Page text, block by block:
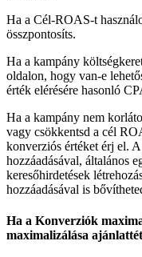
Ha a Cél-ROAS-t
összpontosíts.
Ha a kampány
oldalon, hogy van-e
érték elérésére hasonló
Ha a kampány nem
vagy csökkentsd a cél
konverziós értéket érj el.
hozzáadásával, általános
keresőhirdetések
hozzáadásával is
Ha a Konverziók
maximalizálása